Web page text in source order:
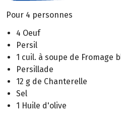
Pour 4 personnes
4 Oeuf
Persil
1 cuil. à soupe de Fromage
Persillade
12 g de Chanterelle
Sel
1 Huile d'olive